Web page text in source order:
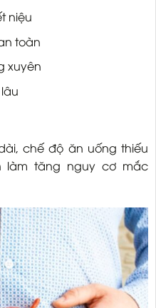
niệu
toàn
xuyên
chế độ ăn uống thiếu
làm tăng nguy cơ mắc